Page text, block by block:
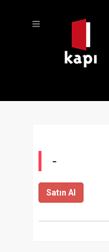
-
Satın Al